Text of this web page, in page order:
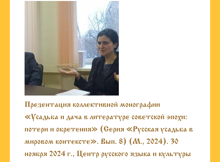
Презентация коллективной монографии
«Усадьба и дача в литературе советской эпохи:
потери и обретения» (Серия «Русская усадьба в
мировом контексте». Вып. 8) (М., 2024). 30
ноября 2024 г., Центр русского языка и культуры